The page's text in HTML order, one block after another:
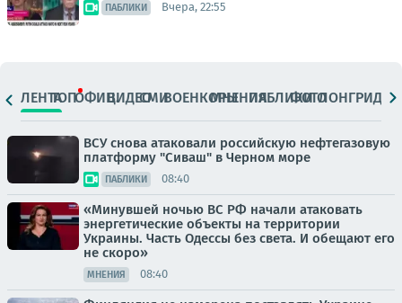
ПАБЛИКИ Вчера, 22:55
ЛЕНТАТОПОФИЦ.ВИДЕОСМИВОЕНКОРЫМНЕНИЯПАБЛИКИ
ФОТОЛОНГРИДЫ
ВСУ снова атаковали российскую нефтегазовую
платформу "Сиваш" в Черном море
ПАБЛИКИ 08:40
«Минувшей ночью ВС РФ начали атаковать
энергетические объекты на территории
Украины. Часть Одессы без света. И обещают его
не скоро»
МНЕНИЯ 08:40